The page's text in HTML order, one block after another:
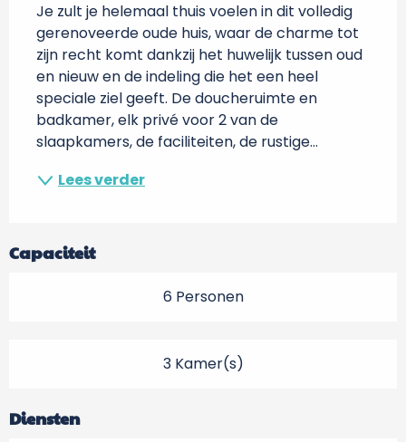
Je zult je helemaal thuis voelen in dit volledig
gerenoveerde oude huis, waar de charme tot
zijn recht komt dankzij het huwelijk tussen oud
en nieuw en de indeling die het een heel
speciale ziel geeft. De doucheruimte en
badkamer, elk privé voor 2 van de
slaapkamers, de faciliteiten, de rustige...
Lees verder
Capaciteit
6 Personen
3 Kamer(s)
Diensten